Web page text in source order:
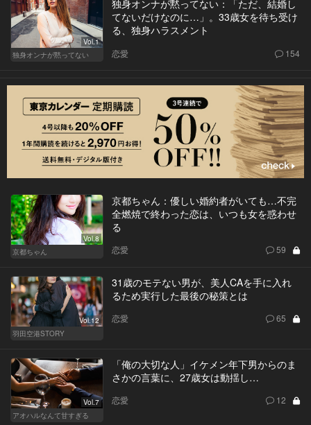
Vol.1
独身オンナが黙ってない
独身オンナが黙ってない：「ただ、結婚し
てないだけなのに…」。33歳女を待ち受け
る、独身ハラスメント
恋愛 154
Vol.8
京都ちゃん
京都ちゃん：優しい婚約者がいても…不完
全燃焼で終わった恋は、いつも女を惑わせ
る
恋愛 59
Vol.12
羽田空港STORY
31歳のモテない男が、美人CAを手に入れ
るため実行した最後の秘策とは
恋愛 65
Vol.7
アオハルなんて甘すぎる
「俺の大切な人」イケメン年下男からのま
さかの言葉に、27歳女は動揺し…
恋愛 12